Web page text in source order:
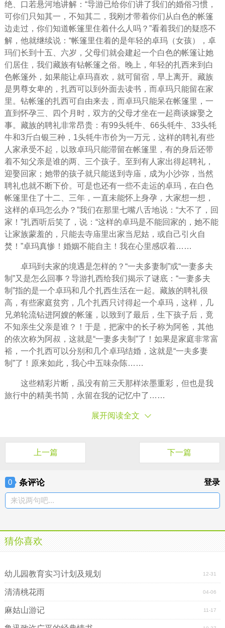
绝、口若悬河地讲解：“导游已给你们讲了我们的婚俗习惯，
可你们只知其一，不知其二，我刚才带着你们从白色的帐篷
边走过，你们知道帐篷里住着什么人吗？”看着我们的疑惑不
解，他就继续说：“帐篷里住着的是年轻的卓玛（女孩），卓
玛们长到十五、六岁，父母们就会建起一个白色的帐篷让她
们居住，我们藏族有钻帐篷之俗。晚上，年轻的扎西来到白
色帐篷外，如果能让卓玛喜欢，就可留宿，早上离开。藏族
是男尊女卑的，扎西可以到外面去读书，而卓玛只能留在家
里。钻帐篷的扎西可自由来去，而卓玛只能呆在帐篷里，一
直到怀孕三、四个月时，双方的父母才坐在一起商谈嫁娶之
事。藏族的聘礼非常昂贵：有99头牦牛、66头牦牛、33头牦
牛和3斤白银三种，1头牦牛市价为一万元，这样的聘礼有些
人家承受不起，以致卓玛只能滞留在帐篷里，有的身后还带
着不知父亲是谁的两、三个孩子。至到有人家出得起聘礼，
迎娶回家；她带的孩子就只能送到寺庙，成为小沙弥，当然
聘礼也就不断下价。可是也还有一些不走运的卓玛，在白色
帐篷里住了十二、三年，一直未能怀上身孕，大家想一想，
这样的卓玛怎么办？”我们在那里七嘴八舌地说：“大不了，回
家！”扎西听后笑了，说：“这样的卓玛是不能回家的，她不能
让家族蒙羞的，只能去寺庙里出家当尼姑，或自己引火自
焚！”卓玛真惨！婚姻不能自主！我在心里感叹着……
卓玛到夫家的境遇是怎样的？“一夫多妻制”或“一妻多夫
制”又是怎么回事？导游扎西给我们揭示了谜底：“一妻多夫
制”指的是一个卓玛和几个扎西生活在一起。藏族的聘礼很
高，有些家庭贫穷，几个扎西只讨得起一个卓玛，这样，几
兄弟轮流钻进阿嫂的帐篷，以致到了最后，生下孩子后，竟
不知亲生父亲是谁？！于是，把家中的长子称为阿爸，其他
的依次称为阿叔，这就是“一妻多夫制”了！如果是家庭非常富
裕，一个扎西可以分别和几个卓玛结婚，这就是“一夫多妻
制”了！原来如此，我心中五味杂陈……
这些精彩片断，虽没有前三天那样浓墨重彩，但也是我
旅行中的精美书简，永留在我的记忆中了……
展开阅读全文
上一篇 下一篇
0 条评论 登录
来说两句吧...
猜你喜欢
12-31
幼儿园教育实习计划及规划
04-06
清清桃花雨
11-17
麻姑山游记